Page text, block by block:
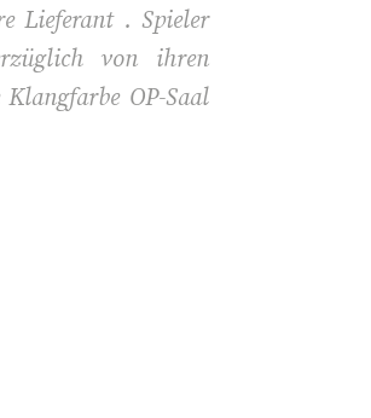
Lieferant . Spieler
von ihren
OP-Saal